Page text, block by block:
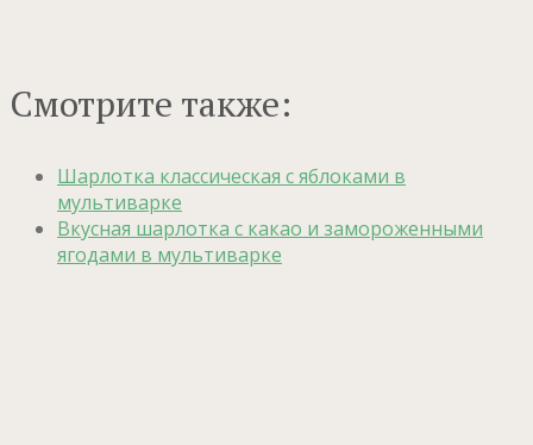
Смотрите также:
Шарлотка классическая с яблоками в
мультиварке
Вкусная шарлотка с какао и замороженными
ягодами в мультиварке